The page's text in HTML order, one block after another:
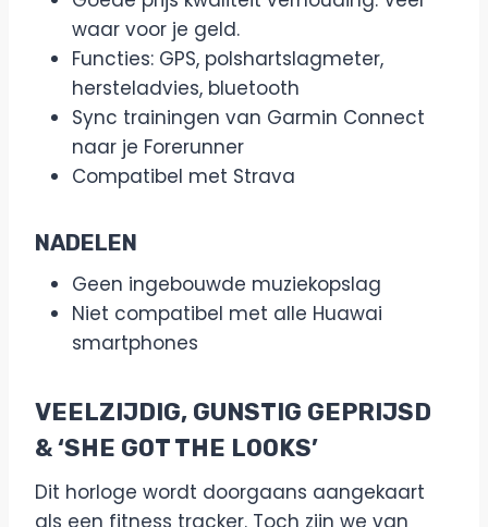
waar voor je geld.
Functies: GPS, polshartslagmeter,
hersteladvies, bluetooth
Sync trainingen van Garmin Connect
naar je Forerunner
Compatibel met Strava
NADELEN
Geen ingebouwde muziekopslag
Niet compatibel met alle Huawai
smartphones
VEELZIJDIG, GUNSTIG GEPRIJSD
& ‘SHE GOT THE LOOKS’
Dit horloge wordt doorgaans aangekaart
als een fitness tracker. Toch zijn we van